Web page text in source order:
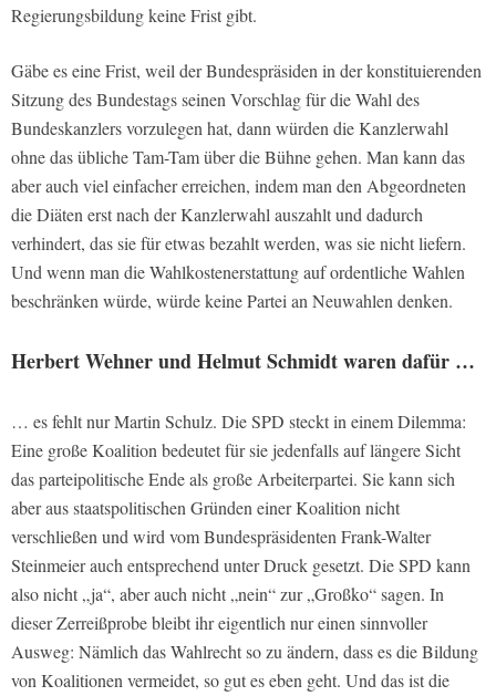
Regierungsbildung keine Frist gibt.
Gäbe es eine Frist, weil der Bundespräsiden in der konstituierenden
Sitzung des Bundestags seinen Vorschlag für die Wahl des
Bundeskanzlers vorzulegen hat, dann würden die Kanzlerwahl
ohne das übliche Tam-Tam über die Bühne gehen. Man kann das
aber auch viel einfacher erreichen, indem man den Abgeordneten
die Diäten erst nach der Kanzlerwahl auszahlt und dadurch
verhindert, das sie für etwas bezahlt werden, was sie nicht liefern.
Und wenn man die Wahlkostenerstattung auf ordentliche Wahlen
beschränken würde, würde keine Partei an Neuwahlen denken.
Herbert Wehner und Helmut Schmidt waren dafür …
… es fehlt nur Martin Schulz. Die SPD steckt in einem Dilemma:
Eine große Koalition bedeutet für sie jedenfalls auf längere Sicht
das parteipolitische Ende als große Arbeiterpartei. Sie kann sich
aber aus staatspolitischen Gründen einer Koalition nicht
verschließen und wird vom Bundespräsidenten Frank-Walter
Steinmeier auch entsprechend unter Druck gesetzt. Die SPD kann
also nicht „ja“, aber auch nicht „nein“ zur „Großko“ sagen. In
dieser Zerreißprobe bleibt ihr eigentlich nur einen sinnvoller
Ausweg: Nämlich das Wahlrecht so zu ändern, dass es die Bildung
von Koalitionen vermeidet, so gut es eben geht. Und das ist die